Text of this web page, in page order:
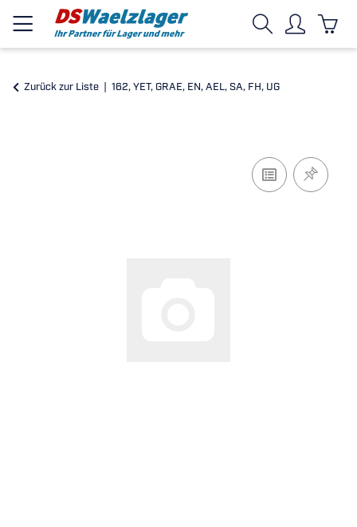
Zurück zur Liste 162, YET, GRAE, EN, AEL, SA, FH, UG